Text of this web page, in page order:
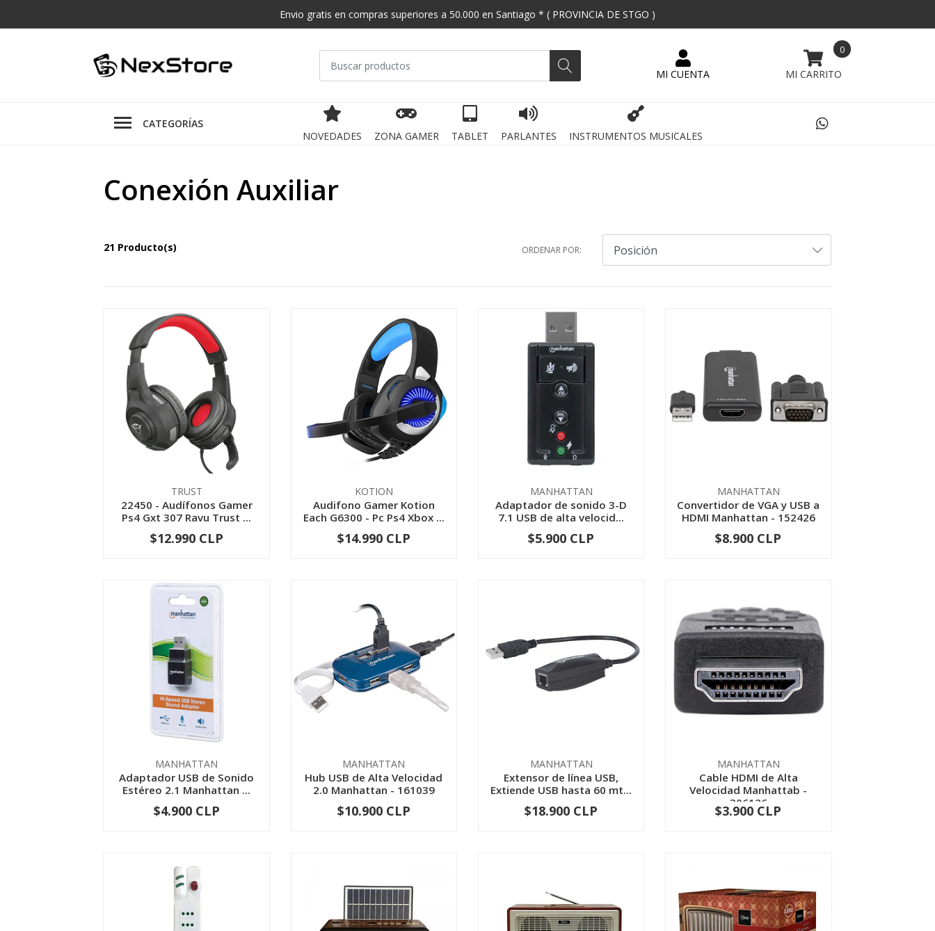
Envio gratis en compras superiores a 50.000 en Santiago * ( PROVINCIA DE STGO )
0
CATEGORÍAS
NOVEDADES
ZONA GAMER TABLET PARLANTES INSTRUMENTOS MUSICALES
Conexión Auxiliar
21 Producto(s) ORDENAR POR:
TRUST
22450 - Audífonos Gamer
Ps4 Gxt 307 Ravu Trust ...
+
$12.990 CLP
KOTION
Audifono Gamer Kotion
Each G6300 - Pc Ps4 Xbox ...
+
$14.990 CLP
MANHATTAN
Adaptador de sonido 3-D
7.1 USB de alta velocid...
+
$5.900 CLP
MANHATTAN
Convertidor de VGA y USB a
HDMI Manhattan - 152426
+
$8.900 CLP
MANHATTAN
Adaptador USB de Sonido
Estéreo 2.1 Manhattan ...
+
$4.900 CLP
MANHATTAN
Hub USB de Alta Velocidad
2.0 Manhattan - 161039
+
$10.900 CLP
MANHATTAN
Extensor de línea USB,
Extiende USB hasta 60 mt...
+
$18.900 CLP
MANHATTAN
Cable HDMI de Alta
Velocidad Manhattab -
306126
+
$3.900 CLP